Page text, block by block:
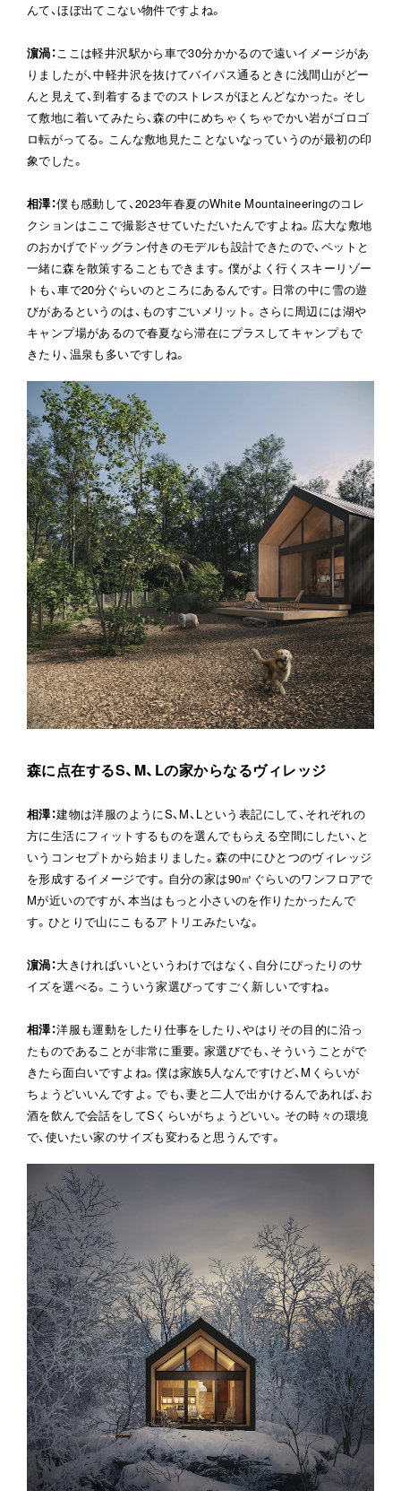
んて、ほぼ出てこない物件ですよね。
濵渦：ここは軽井沢駅から車で30分かかるので遠いイメージがあ
りましたが、中軽井沢を抜けてバイパス通るときに浅間山がどー
んと見えて、到着するまでのストレスがほとんどなかった。そし
て敷地に着いてみたら、森の中にめちゃくちゃでかい岩がゴロゴ
ロ転がってる。こんな敷地見たことないなっていうのが最初の印
象でした。
相澤：僕も感動して、2023年春夏のWhite Mountaineeringのコレ
クションはここで撮影させていただいたんですよね。広大な敷地
のおかげでドッグラン付きのモデルも設計できたので、ペットと
一緒に森を散策することもできます。僕がよく行くスキーリゾー
トも、車で20分ぐらいのところにあるんです。日常の中に雪の遊
びがあるというのは、ものすごいメリット。さらに周辺には湖や
キャンプ場があるので春夏なら滞在にプラスしてキャンプもで
きたり、温泉も多いですしね。
森に点在するS、M、Lの家からなるヴィレッジ
相澤：建物は洋服のようにS、M、Lという表記にして、それぞれの
方に生活にフィットするものを選んでもらえる空間にしたい、と
いうコンセプトから始まりました。森の中にひとつのヴィレッジ
を形成するイメージです。自分の家は90㎡ぐらいのワンフロアで
Mが近いのですが、本当はもっと小さいのを作りたかったんで
す。ひとりで山にこもるアトリエみたいな。
濵渦：大きければいいというわけではなく、自分にぴったりのサ
イズを選べる。こういう家選びってすごく新しいですね。
相澤：洋服も運動をしたり仕事をしたり、やはりその目的に沿っ
たものであることが非常に重要。家選びでも、そういうことがで
きたら面白いですよね。僕は家族5人なんですけど、Mくらいが
ちょうどいいんですよ。でも、妻と二人で出かけるんであれば、お
酒を飲んで会話をしてSくらいがちょうどいい。その時々の環境
で、使いたい家のサイズも変わると思うんです。